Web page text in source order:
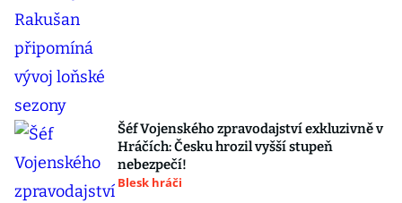
Šéf Vojenského zpravodajství exkluzivně v
Hráčích: Česku hrozil vyšší stupeň
nebezpečí!
Blesk hráči